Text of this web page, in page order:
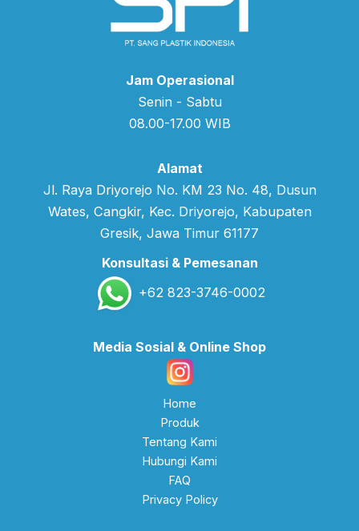
Jam Operasional
Senin - Sabtu
08.00-17.00 WIB
Alamat
Jl. Raya Driyorejo No. KM 23 No. 48, Dusun
Wates, Cangkir, Kec. Driyorejo, Kabupaten
Gresik, Jawa Timur 61177
Konsultasi & Pemesanan
+62 823-3746-0002
Media Sosial & Online Shop
Home
Produk
Tentang Kami
Hubungi Kami
FAQ
Privacy Policy